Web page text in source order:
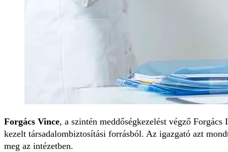
Forgács Vince, a szintén meddőségkezelést végző
kezelt társadalombiztosítási forrásból. Az igazgató azt
meg az intézetben.